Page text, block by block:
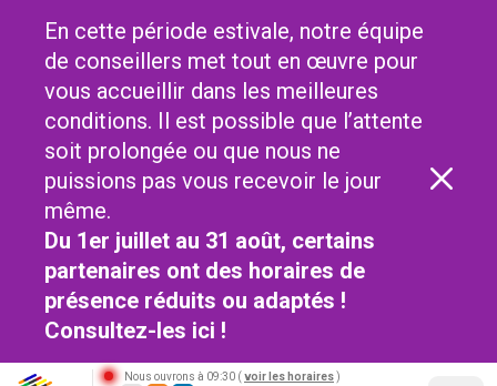
En cette période estivale, notre équipe
de conseillers met tout en œuvre pour
vous accueillir dans les meilleures
conditions. Il est possible que l’attente
soit prolongée ou que nous ne
puissions pas vous recevoir le jour
même.
Du 1er juillet au 31 août, certains
partenaires ont des horaires de
présence réduits ou adaptés !
Consultez-les ici !
Nous ouvrons à 09:30 ( voir les horaires )